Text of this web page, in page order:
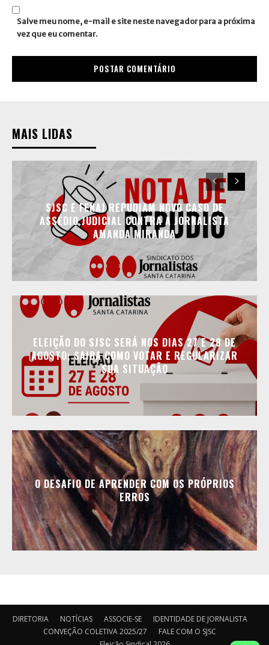
Salve meu nome, e-mail e site neste navegador para a próxima
vez que eu comentar.
MAIS LIDAS
SJSC E FENAJ REPUDIAM NOVO CASO DE
ASSÉDIO JUDICIAL CONTRA A JORNALISTA
AMANDA MIRANDA
ELEIÇÃO DO SJSC SERÁ NOS DIAS 27 E 28 DE
AGOSTO; SAIBA COMO VOTAR E REGULARIZAR
SUA SITUAÇÃO
O DESAFIO DE APRENDER COM OS PRÓPRIOS
ERROS
DIRETORIA NOTÍCIAS ASSOCIE-SE
IDENTIDADE DE JORNALISTA
CONVEÇÃO COLETIVA 2025/27
FALE COM O SJSC